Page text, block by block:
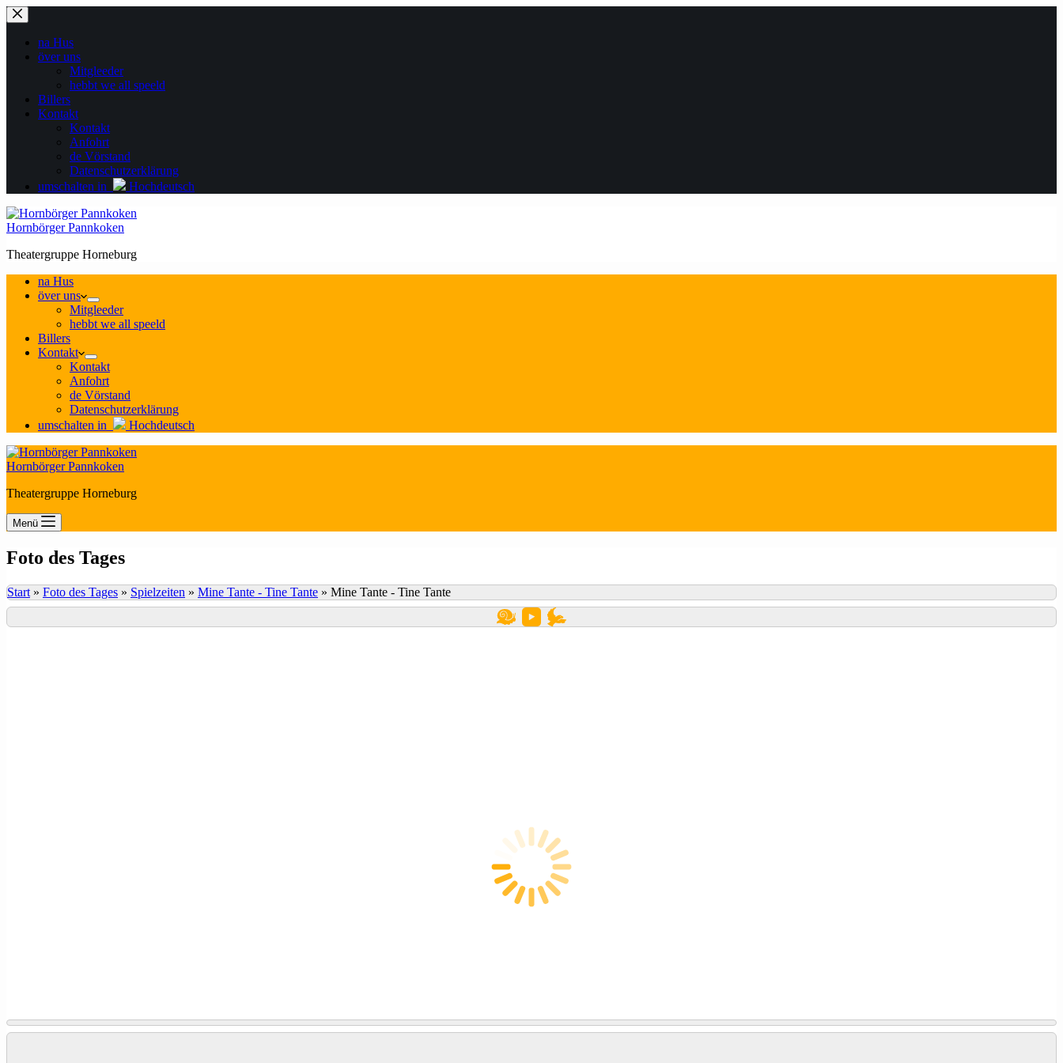
Zum
Inhalt
springenna Hus
över uns
Mitgleeder
hebbt we all speeld
Billers
Kontakt
Kontakt
Anfohrt
de Vörstand
Datenschutzerklärung
umschalten in
Hochdeutsch
Hornbörger Pannkoken
Theatergruppe Horneburg
na Hus
över uns
Mitgleeder
hebbt we all speeld
Billers
Kontakt
Kontakt
Anfohrt
de Vörstand
Datenschutzerklärung
umschalten in
Hochdeutsch
Hornbörger Pannkoken
Theatergruppe Horneburg
Menü
Foto des Tages
Start » Foto des Tages » Spielzeiten » Mine Tante - Tine Tante » Mine Tante - Tine Tante